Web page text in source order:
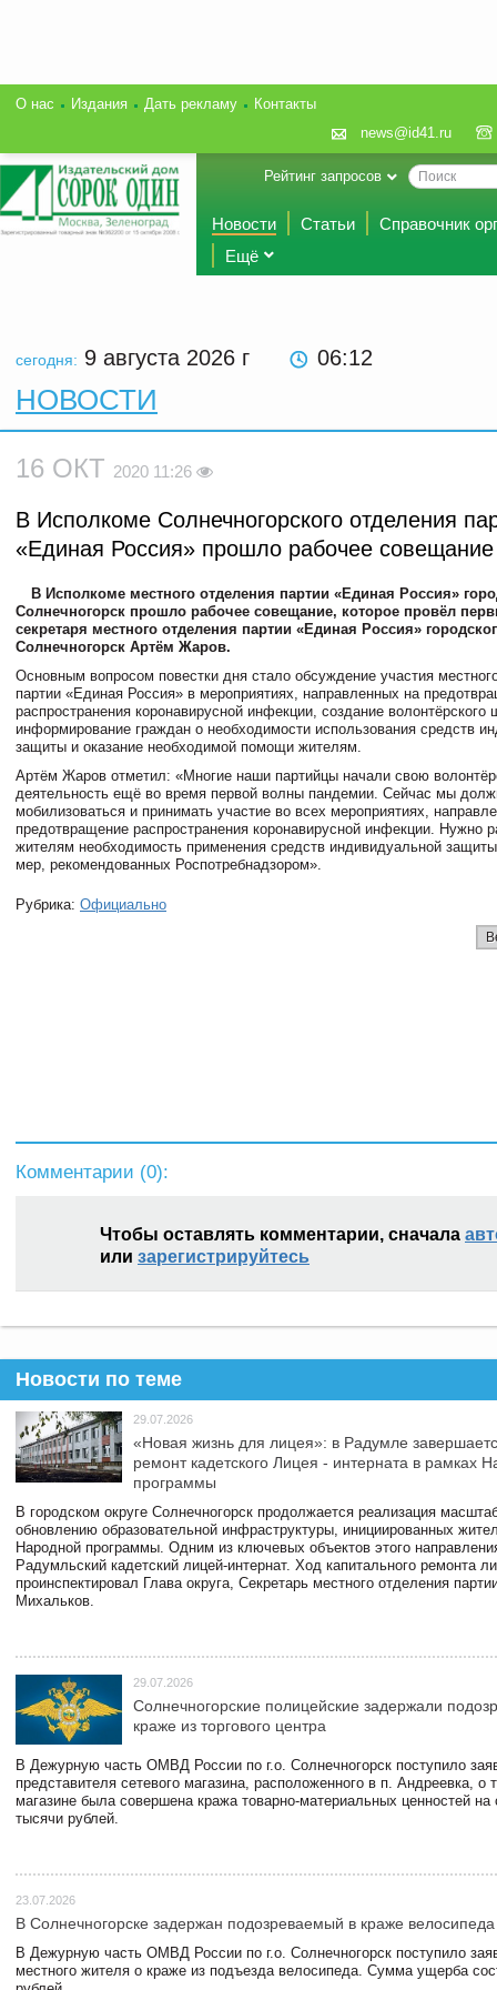
О нас Издания Дать рекламу
Контакты
news@id41.ru
Рейтинг запросов
Новости Статьи
Справочник
Ещё
сегодня: 9 августа 2026 г 06:12
НОВОСТИ
16 ОКТ 2020 11:26
В Исполкоме Солнечногорского отделения
«Единая Россия» прошло рабочее совещание
В Исполкоме местного отделения партии «Единая Россия»
Солнечногорск прошло рабочее совещание, которое провёл
секретаря местного отделения партии «Единая Россия»
Солнечногорск Артём Жаров.
Основным вопросом повестки дня стало обсуждение участия
партии «Единая Россия» в мероприятиях, направленных на
распространения коронавирусной инфекции, создание волонтёрского
информирование граждан о необходимости использования средств
защиты и оказание необходимой помощи жителям.
Артём Жаров отметил: «Многие наши партийцы начали свою
деятельность ещё во время первой волны пандемии. Сейчас мы
мобилизоваться и принимать участие во всех мероприятиях,
предотвращение распространения коронавирусной инфекции. Нужно
жителям необходимость применения средств индивидуальной
мер, рекомендованных Роспотребнадзором».
Рубрика: Официально
Комментарии (0):
Чтобы оставлять комментарии, сначала
или зарегистрируйтесь
Новости по теме
29.07.2026
«Новая жизнь для лицея»: в Радумле
ремонт кадетского Лицея - интерната в рамках
программы
В городском округе Солнечногорск продолжается реализация
обновлению образовательной инфраструктуры, инициированных
Народной программы. Одним из ключевых объектов этого
Радумльский кадетский лицей-интернат. Ход капитального ремонта
проинспектировал Глава округа, Секретарь местного отделения
Михальков.
29.07.2026
Солнечногорские полицейские задержали
краже из торгового центра
В Дежурную часть ОМВД России по г.о. Солнечногорск поступило
представителя сетевого магазина, расположенного в п. Андреевка, о
магазине была совершена кража товарно-материальных ценностей
тысячи рублей.
23.07.2026
В Солнечногорске задержан подозреваемый в краже велосипеда
В Дежурную часть ОМВД России по г.о. Солнечногорск поступило
местного жителя о краже из подъезда велосипеда. Сумма ущерба